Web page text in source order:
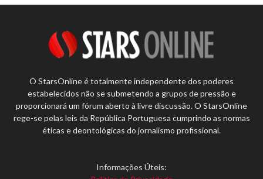
O StarsOnline é totalmente independente dos poderes
estabelecidos não se submetendo a grupos de pressão e
proporcionará um fórum aberto à livre discussão. O StarsOnline
rege-se pelas leis da República Portuguesa cumprindo as normas
éticas e deontológicas do jornalismo profissional.
Informações Úteis: